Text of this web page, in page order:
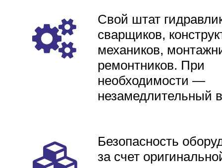
Свой штат
сварщиков,
механиков,
ремонтников. При
необходимости —
незамедлительный
Безопасность
за счет